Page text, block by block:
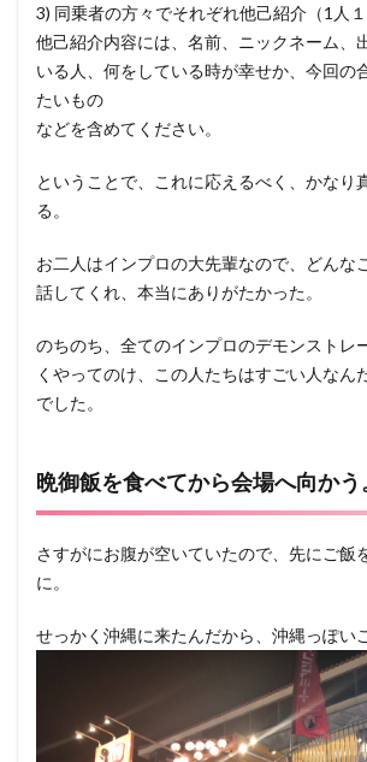
3) 同乗者の方々でそれぞれ他己紹介（1人
他己紹介内容には、名前、ニックネーム、
いる人、何をしている時が幸せか、今回の
たいもの
などを含めてください。
ということで、これに応えるべく、かなり
る。
お二人はインプロの大先輩なので、どんな
話してくれ、本当にありがたかった。
のちのち、全てのインプロのデモンストレ
くやってのけ、この人たちはすごい人なん
でした。
晩御飯を食べてから会場へ向かう
さすがにお腹が空いていたので、先にご飯
に。
せっかく沖縄に来たんだから、沖縄っぽい